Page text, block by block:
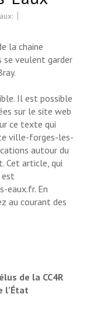
la chaine
se veulent garder
Il est possible
sur le site web
ce texte qui
ville-forges-les-
autour du
Cet article, qui
est
eaux.fr. En
au courant des
de la CC4R
l’État